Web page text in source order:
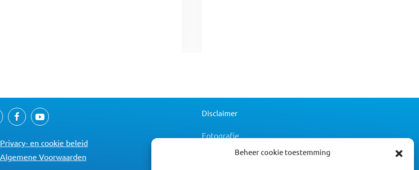
Beheer cookie toestemming
Privacy- en cookie beleid
Algemene Voorwaarden
Disclaimer
Fotografie
Norbert Bosman